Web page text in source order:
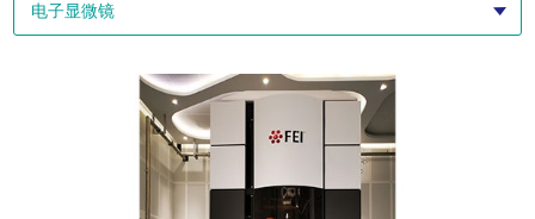
电子显微镜